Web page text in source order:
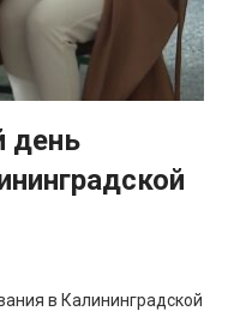
день
в Калининградской